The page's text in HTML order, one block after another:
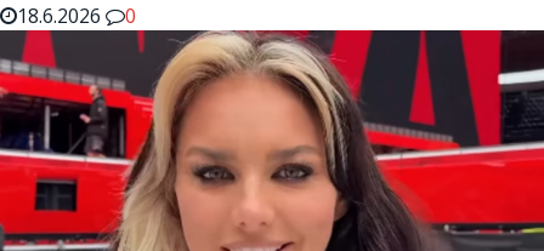
18.6.2026
0